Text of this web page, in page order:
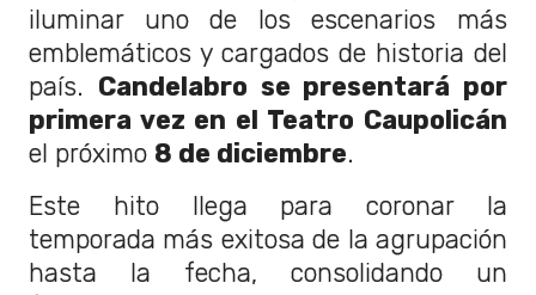
iluminar uno de los escenarios más
emblemáticos y cargados de historia del
país. Candelabro se presentará por
primera vez en el Teatro Caupolicán
el próximo 8 de diciembre.
Este hito llega para coronar la
temporada más exitosa de la agrupación
hasta la fecha, consolidando un